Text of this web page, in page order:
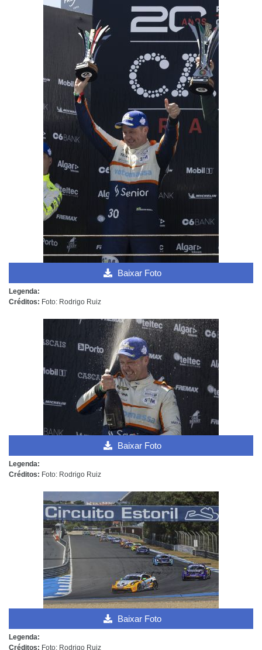
Baixar Foto
Legenda:
Créditos: Foto: Rodrigo Ruiz
Baixar Foto
Legenda:
Créditos: Foto: Rodrigo Ruiz
Baixar Foto
Legenda:
Créditos: Foto: Rodrigo Ruiz